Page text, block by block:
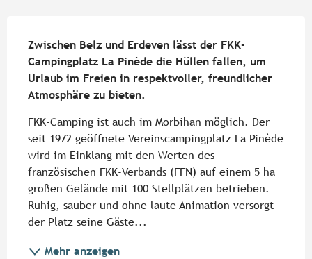
Zwischen Belz und Erdeven lässt der FKK-
Campingplatz La Pinède die Hüllen fallen, um
Urlaub im Freien in respektvoller, freundlicher
Atmosphäre zu bieten.
FKK-Camping ist auch im Morbihan möglich. Der
seit 1972 geöffnete Vereinscampingplatz La Pinède
wird im Einklang mit den Werten des
französischen FKK-Verbands (FFN) auf einem 5 ha
großen Gelände mit 100 Stellplätzen betrieben.
Ruhig, sauber und ohne laute Animation versorgt
der Platz seine Gäste...
Mehr anzeigen